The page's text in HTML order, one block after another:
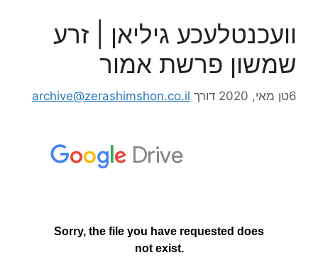
וועכנטלעכע גיליאן | זרע
שמשון פרשת אמור
6טן מאי, 2020 דורך archive@zerashimshon.co.il